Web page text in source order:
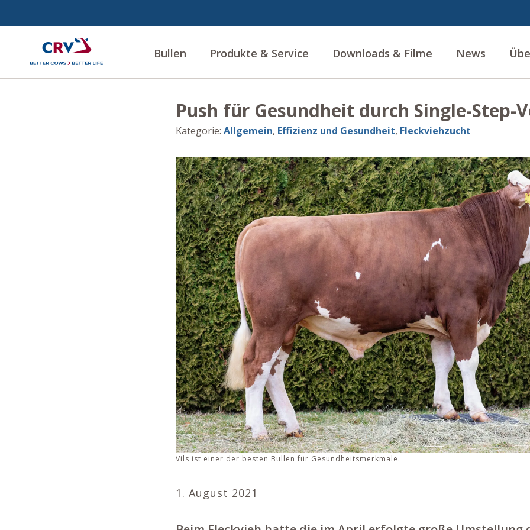
Bullen Produkte & Service Downloads & Filme News
Push für Gesundheit durch Single-Step-
Kategorie: Allgemein, Effizienz und Gesundheit, Fleckviehzucht
Vils ist einer der besten Bullen für Gesundheitsmerkmale.
1. August 2021